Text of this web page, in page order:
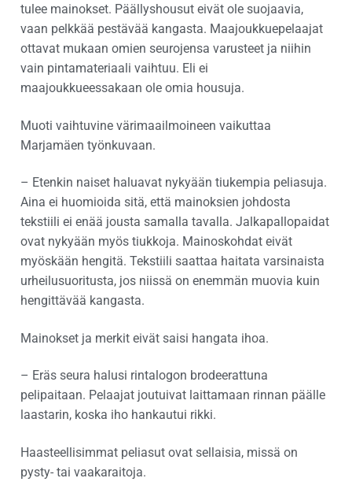
tulee mainokset. Päällyshousut eivät ole suojaavia,
vaan pelkkää pestävää kangasta. Maajoukkuepelaajat
ottavat mukaan omien seurojensa varusteet ja niihin
vain pintamateriaali vaihtuu. Eli ei
maajoukkueessakaan ole omia housuja.
Muoti vaihtuvine värimaailmoineen vaikuttaa
Marjamäen työnkuvaan.
– Etenkin naiset haluavat nykyään tiukempia peliasuja.
Aina ei huomioida sitä, että mainoksien johdosta
tekstiili ei enää jousta samalla tavalla. Jalkapallopaidat
ovat nykyään myös tiukkoja. Mainoskohdat eivät
myöskään hengitä. Tekstiili saattaa haitata varsinaista
urheilusuoritusta, jos niissä on enemmän muovia kuin
hengittävää kangasta.
Mainokset ja merkit eivät saisi hangata ihoa.
– Eräs seura halusi rintalogon brodeerattuna
pelipaitaan. Pelaajat joutuivat laittamaan rinnan päälle
laastarin, koska iho hankautui rikki.
Haasteellisimmat peliasut ovat sellaisia, missä on
pysty- tai vaakaraitoja.